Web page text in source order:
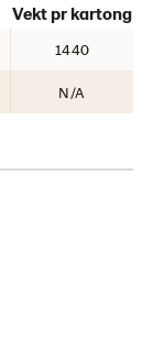
Vekt pr kartong
1440
N/A